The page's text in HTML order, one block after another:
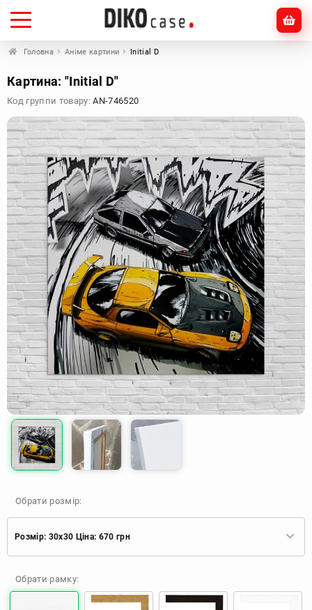
Головна Аніме картини Initial D
Картина: "Initial D"
Код группи товару:AN-746520
Обрати розмір:
Розмір: 30x30 Ціна: 670 грн
Розмір: 40x40 Ціна: 840 грн
Обрати рамку: